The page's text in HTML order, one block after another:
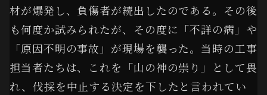
材が爆発し、負傷者が続出したのである。その後
も何度か試みられたが、その度に「不詳の病」や
「原因不明の事故」が現場を襲った。当時の工事
担当者たちは、これを「山の神の祟り」として畏
れ、伐採を中止する決定を下したと言われてい